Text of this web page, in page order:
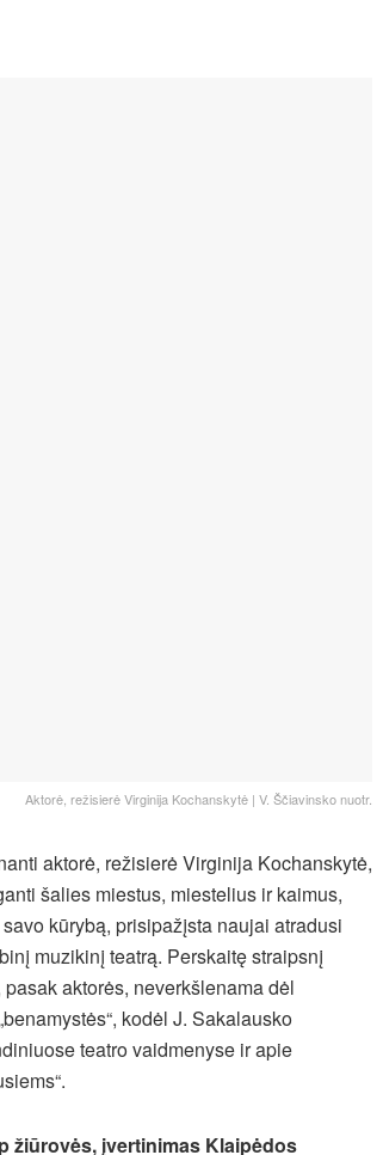
Aktorė, režisierė Virginija Kochanskytė | V. Ščiavinsko nuotr.
aktorė, režisierė Virginija Kochanskytė,
šalies miestus, miestelius ir kaimus,
kūrybą, prisipažįsta naujai atradusi
muzikinį teatrą. Perskaitę straipsnį
aktorės, neverkšlenama dėl
kodėl J. Sakalausko
teatro vaidmenyse ir apie
žiūrovės, įvertinimas Klaipėdos